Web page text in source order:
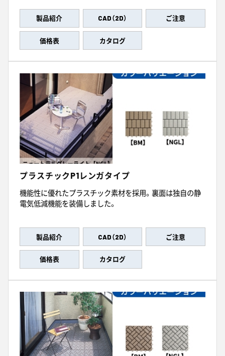
製品紹介 CAD（2D） ご注意
価格表 カタログ
プラスチックP1レンガタイプ
機能性に優れたプラスチック素材を採用。裏面は独自の静
電気低減機能を装備しました。
製品紹介 CAD（2D） ご注意
価格表 カタログ